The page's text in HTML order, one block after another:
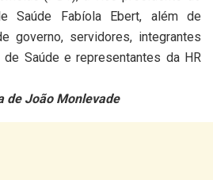
Saúde Fabíola Ebert, além de
governo, servidores, integrantes
Saúde e representantes da HR
de João Monlevade